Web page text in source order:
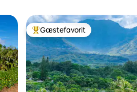
Bedste gæstefavorit
Gæstefavorit